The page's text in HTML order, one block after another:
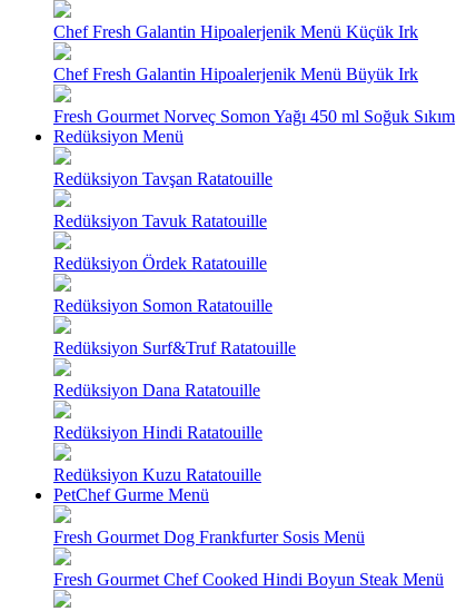
Chef Fresh Galantin Hipoalerjenik Menü Küçük Irk
Chef Fresh Galantin Hipoalerjenik Menü Büyük Irk
Fresh Gourmet Norveç Somon Yağı 450 ml Soğuk Sıkım
Redüksiyon Menü
Redüksiyon Tavşan Ratatouille
Redüksiyon Tavuk Ratatouille
Redüksiyon Ördek Ratatouille
Redüksiyon Somon Ratatouille
Redüksiyon Surf&Truf Ratatouille
Redüksiyon Dana Ratatouille
Redüksiyon Hindi Ratatouille
Redüksiyon Kuzu Ratatouille
PetChef Gurme Menü
Fresh Gourmet Dog Frankfurter Sosis Menü
Fresh Gourmet Chef Cooked Hindi Boyun Steak Menü